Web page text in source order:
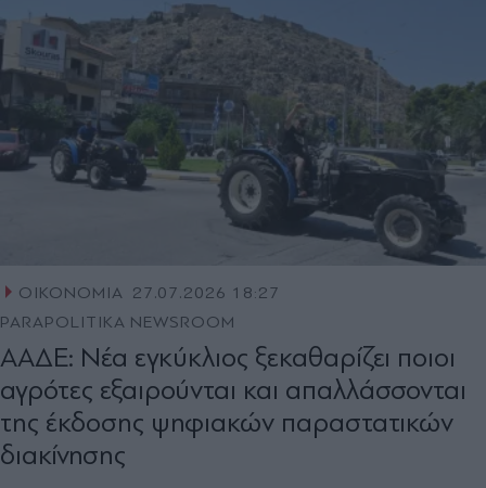
ΟΙΚΟΝΟΜΙΑ 27.07.2026 18:27
PARAPOLITIKA NEWSROOM
ΑΑΔΕ: Νέα εγκύκλιος ξεκαθαρίζει ποιοι
αγρότες εξαιρούνται και απαλλάσσονται
της έκδοσης ψηφιακών παραστατικών
διακίνησης